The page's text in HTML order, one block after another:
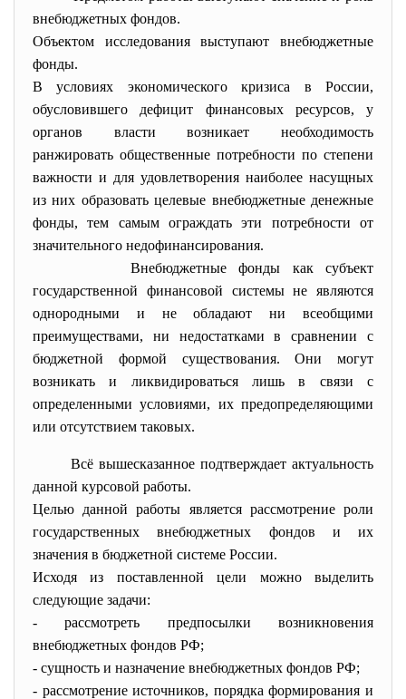
внебюджетных фондов.
Объектом исследования выступают внебюджетные
фонды.
В условиях экономического кризиса в России,
обусловившего дефицит финансовых ресурсов, у
органов власти возникает необходимость
ранжировать общественные потребности по степени
важности и для удовлетворения наиболее насущных
из них образовать целевые внебюджетные денежные
фонды, тем самым ограждать эти потребности от
значительного недофинансирования.
Внебюджетные фонды как субъект
государственной финансовой системы не являются
однородными и не обладают ни всеобщими
преимуществами, ни недостатками в сравнении с
бюджетной формой существования. Они могут
возникать и ликвидироваться лишь в связи с
определенными условиями, их предопределяющими
или отсутствием таковых.
Всё вышесказанное подтверждает актуальность
данной курсовой работы.
Целью данной работы является рассмотрение роли
государственных внебюджетных фондов и их
значения в бюджетной системе России.
Исходя из поставленной цели можно выделить
следующие задачи:
- рассмотреть предпосылки возникновения
внебюджетных фондов РФ;
- сущность и назначение внебюджетных фондов РФ;
- рассмотрение источников, порядка формирования и